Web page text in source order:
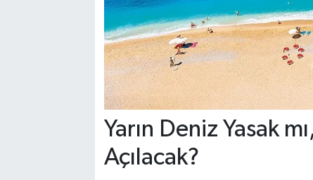
Yarın Deniz Yasak
Açılacak?